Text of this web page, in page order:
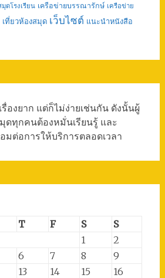
ดโรงเรียน เครือข่ายบรรณารักษ์ เครือข่าย
เที่ยวห้องสมุด เว็บไซต์ แนะนำหนังสือ
องยาก แต่ก็ไม่ง่ายเช่นกัน ดังนั้นผู้
ดทุกคนต้องหมั่นเรียนรู้ และ
ต่อการให้บริการตลอดเวลา
T F S
S
1
2
6 7 8
9
13 14 15
16